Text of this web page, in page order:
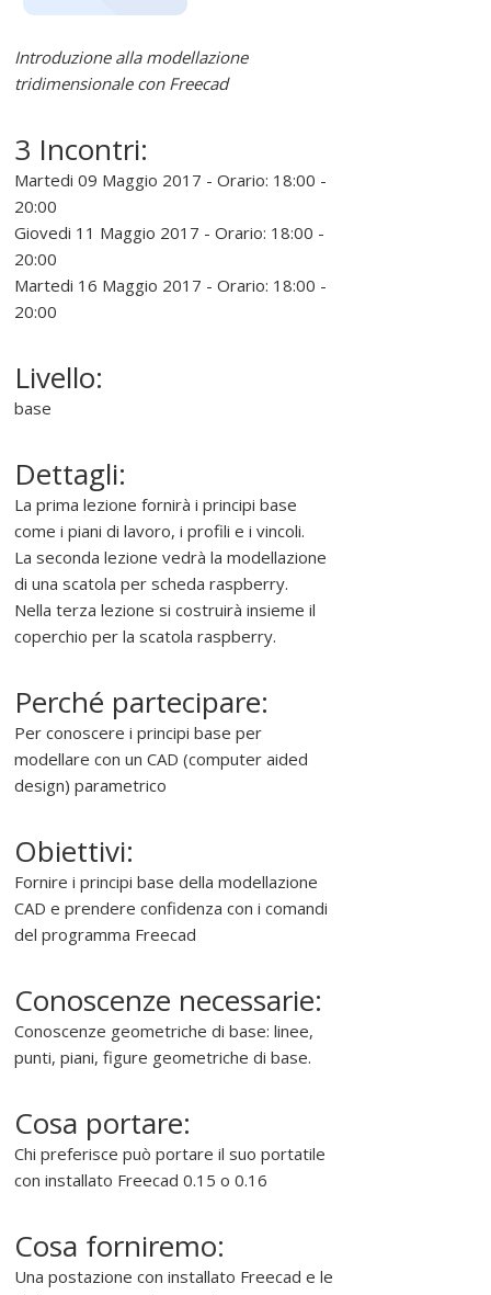
r
e
l
i
n
u
x
P
r
o
m
u
o
v
e
,
s
o
t
e
n
e
r
e
d
i
o
n
d
r
e
l
Introduzione alla modellazione
tridimensionale con Freecad
3 Incontri:
Martedi 09 Maggio 2017 - Orario: 18:00 -
20:00
Giovedi 11 Maggio 2017 - Orario: 18:00 -
20:00
Martedi 16 Maggio 2017 - Orario: 18:00 -
20:00
Livello:
base
Dettagli:
La prima lezione fornirà i principi base
come i piani di lavoro, i profili e i vincoli.
La seconda lezione vedrà la modellazione
di una scatola per scheda raspberry.
Nella terza lezione si costruirà insieme il
coperchio per la scatola raspberry.
Perché partecipare:
Per conoscere i principi base per
modellare con un CAD (computer aided
design) parametrico
Obiettivi:
Fornire i principi base della modellazione
CAD e prendere confidenza con i comandi
del programma Freecad
Conoscenze necessarie:
Conoscenze geometriche di base: linee,
punti, piani, figure geometriche di base.
Cosa portare:
Chi preferisce può portare il suo portatile
con installato Freecad 0.15 o 0.16
Cosa forniremo:
Una postazione con installato Freecad e le